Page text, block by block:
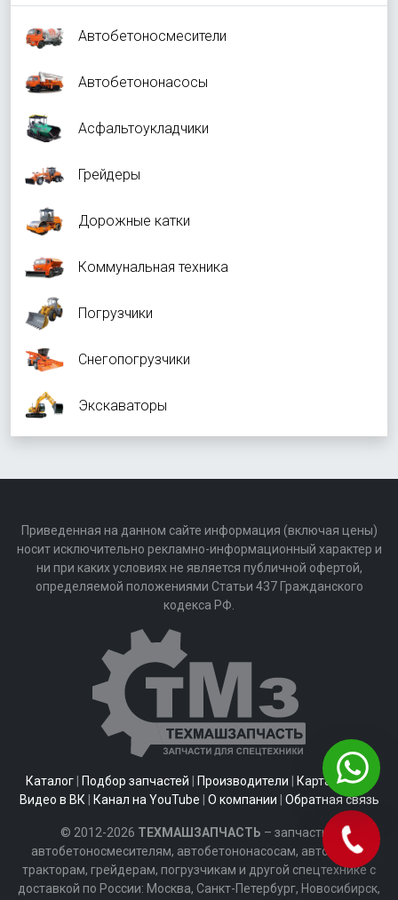
Автобетоносмесители
Автобетононасосы
Асфальтоукладчики
Грейдеры
Дорожные катки
Коммунальная техника
Погрузчики
Снегопогрузчики
Экскаваторы
Приведенная на данном сайте информация (включая цены)
носит исключительно рекламно-информационный характер и
ни при каких условиях не является публичной офертой,
определяемой положениями Статьи 437 Гражданского
кодекса РФ.
Каталог| Подбор запчастей Производители Карта сайта
Видео в ВК
Канал на YouTube О компании Обратная связь
© 2012-2026 ТЕХМАШЗАПЧАСТЬ – запчасти к
автобетоносмесителям, автобетононасосам, автобусам,
тракторам, грейдерам, погрузчикам и другой спецтехнике с
доставкой по России: Москва, Санкт-Петербург, Новосибирск,